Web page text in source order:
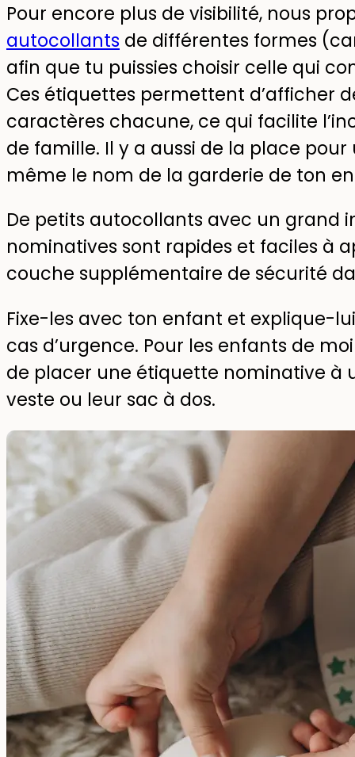
Pour encore plus de visibilité, nous
autocollants de différentes formes
afin que tu puissies choisir celle qui
Ces étiquettes permettent d’afficher
caractères chacune, ce qui facilite
de famille. Il y a aussi de la place
même le nom de la garderie de ton
De petits autocollants avec un grand
nominatives sont rapides et faciles à
couche supplémentaire de sécurité
Fixe-les avec ton enfant et explique-
cas d’urgence. Pour les enfants de
de placer une étiquette nominative à
veste ou leur sac à dos.